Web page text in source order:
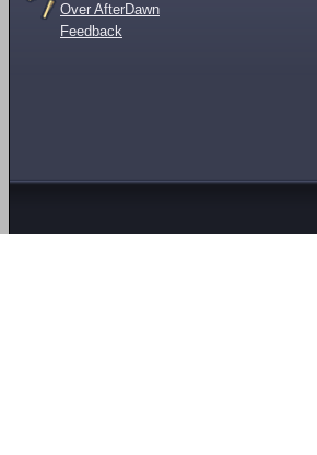
Over AfterDawn
Feedback